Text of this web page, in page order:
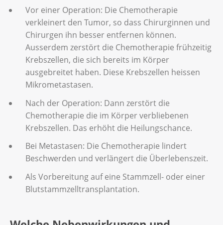
Vor einer Operation: Die Chemotherapie
verkleinert den Tumor, so dass Chirurginnen und
Chirurgen ihn besser entfernen können.
Ausserdem zerstört die Chemotherapie frühzeitig
Krebszellen, die sich bereits im Körper
ausgebreitet haben. Diese Krebszellen heissen
Mikrometastasen.
Nach der Operation: Dann zerstört die
Chemotherapie die im Körper verbliebenen
Krebszellen. Das erhöht die Heilungschance.
Bei Metastasen: Die Chemotherapie lindert
Beschwerden und verlängert die Überlebenszeit.
Als Vorbereitung auf eine Stammzell- oder einer
Blutstammzelltransplantation.